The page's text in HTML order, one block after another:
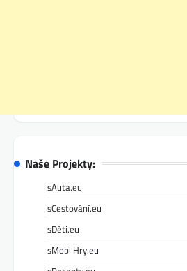
Naše Projekty:
sAuta.eu
sCestování.eu
sDěti.eu
sMobilHry.eu